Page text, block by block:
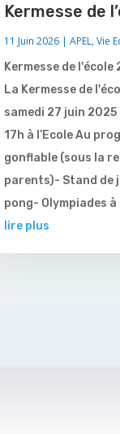
Kermesse de
11 Juin 2026| APEL,Vie
Kermesse de
La Kermesse de
samedi 27 juin 2025
17h à l’Ecole Au
gonflable (sous la
parents)- Stand de
pong- Olympiades à
lire plus